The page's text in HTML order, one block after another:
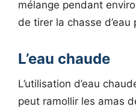
mélange pendant
de tirer la chasse
L’eau chaude
L’utilisation d’eau
peut ramollir les amas